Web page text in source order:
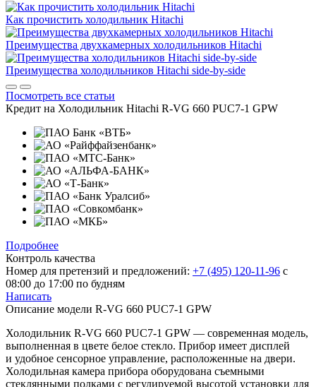
Как прочистить холодильник Hitachi
Преимущества двухкамерных холодильников Hitachi
Преимущества холодильников Hitachi side-by-side
Посмотреть все статьи
Кредит на Холодильник Hitachi R-VG 660 PUC7-1 GPW
Подробнее
Контроль качества
Номер для претензий и предложений: +7 (495) 120-11-96 с
08:00 до 17:00 по будням
Написать
Описание модели R-VG 660 PUC7-1 GPW
Холодильник R-VG 660 PUC7-1 GPW — современная модель,
выполненная в цвете белое стекло. Прибор имеет дисплей
и удобное сенсорное управление, расположенные на двери.
Холодильная камера прибора оборудована съемными
стеклянными полками с регулируемой высотой установки для